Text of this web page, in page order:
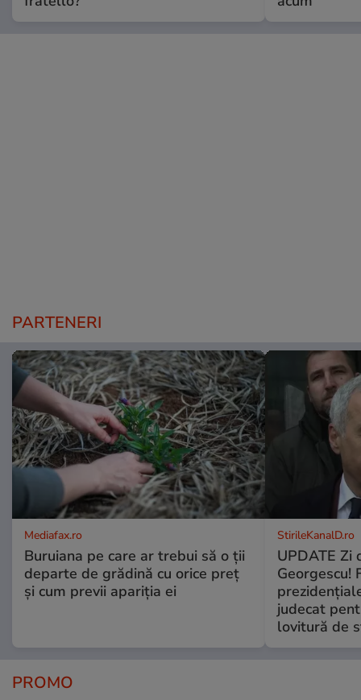
PARTENERI
Mediafax.ro
Buruiana pe care ar trebui să o ții
departe de grădină cu orice preț
și cum previi apariția ei
StirileKanalD.ro
UPDATE Zi
Georgescu!
judecat
lovitură de
PROMO